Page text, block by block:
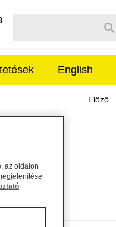
English
az oldalon